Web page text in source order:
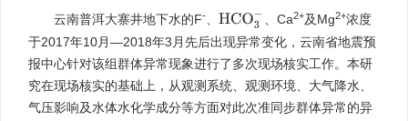
云南普洱大寨井地下水的F- HCO3− 、Ca2+及Mg2+浓度
于2017年10月—2018年3月先后出现异常变化，云南省地震预
报中心针对该组群体异常现象进行了多次现场核实工作。本研
究在现场核实的基础上，从观测系统、观测环境、大气降水、
气压影响及水体水化学成分等方面对此次准同步群体异常的异